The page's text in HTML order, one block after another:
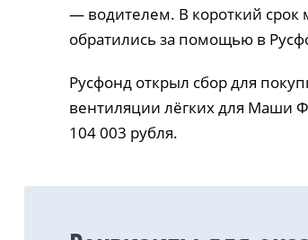
— водителем. В короткий
обратились за помощью в
Русфонд открыл сбор для
вентиляции лёгких для Маши
104 003 рубля.